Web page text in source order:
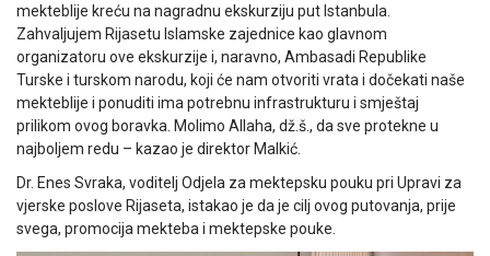
mekteblije kreću na nagradnu ekskurziju put Istanbula.
Zahvaljujem Rijasetu Islamske zajednice kao glavnom
organizatoru ove ekskurzije i, naravno, Ambasadi Republike
Turske i turskom narodu, koji će nam otvoriti vrata i dočekati naše
mekteblije i ponuditi ima potrebnu infrastrukturu i smještaj
prilikom ovog boravka. Molimo Allaha, dž.š., da sve protekne u
najboljem redu – kazao je direktor Malkić.
Dr. Enes Svraka, voditelj Odjela za mektepsku pouku pri Upravi za
vjerske poslove Rijaseta, istakao je da je cilj ovog putovanja, prije
svega, promocija mekteba i mektepske pouke.